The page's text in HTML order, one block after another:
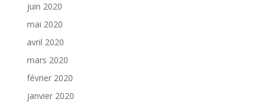
juin 2020
mai 2020
avril 2020
mars 2020
février 2020
janvier 2020